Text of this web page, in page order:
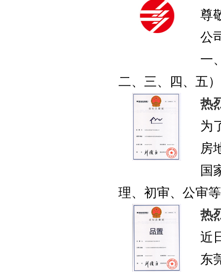
尊
公
一
二、三、四、五
热
为
房
国
理、初审、公审
热
近
东